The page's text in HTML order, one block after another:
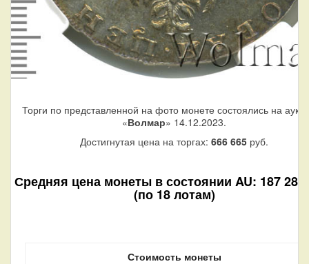
Торги по представленной на фото монете состоялись на
«Волмар» 14.12.2023.
Достигнутая цена на торгах: 666 665 руб.
Средняя цена монеты в состоянии AU: 187 280
(по 18 лотам)
Стоимость монеты